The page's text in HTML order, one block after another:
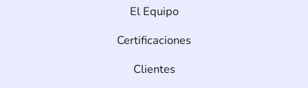
r
m
El Equipo
Certificaciones
Clientes